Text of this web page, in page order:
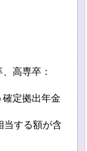
、高専卒：
定拠出年金
当する額が含